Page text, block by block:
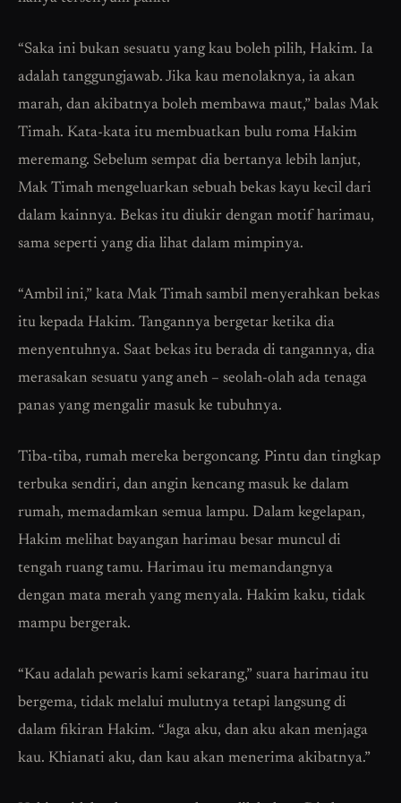
“Saka ini bukan sesuatu yang kau boleh pilih, Hakim. Ia
adalah tanggungjawab. Jika kau menolaknya, ia akan
marah, dan akibatnya boleh membawa maut,” balas Mak
Timah. Kata-kata itu membuatkan bulu roma Hakim
meremang. Sebelum sempat dia bertanya lebih lanjut,
Mak Timah mengeluarkan sebuah bekas kayu kecil dari
dalam kainnya. Bekas itu diukir dengan motif harimau,
sama seperti yang dia lihat dalam mimpinya.
“Ambil ini,” kata Mak Timah sambil menyerahkan bekas
itu kepada Hakim. Tangannya bergetar ketika dia
menyentuhnya. Saat bekas itu berada di tangannya, dia
merasakan sesuatu yang aneh – seolah-olah ada tenaga
panas yang mengalir masuk ke tubuhnya.
Tiba-tiba, rumah mereka bergoncang. Pintu dan tingkap
terbuka sendiri, dan angin kencang masuk ke dalam
rumah, memadamkan semua lampu. Dalam kegelapan,
Hakim melihat bayangan harimau besar muncul di
tengah ruang tamu. Harimau itu memandangnya
dengan mata merah yang menyala. Hakim kaku, tidak
mampu bergerak.
“Kau adalah pewaris kami sekarang,” suara harimau itu
bergema, tidak melalui mulutnya tetapi langsung di
dalam fikiran Hakim. “Jaga aku, dan aku akan menjaga
kau. Khianati aku, dan kau akan menerima akibatnya.”